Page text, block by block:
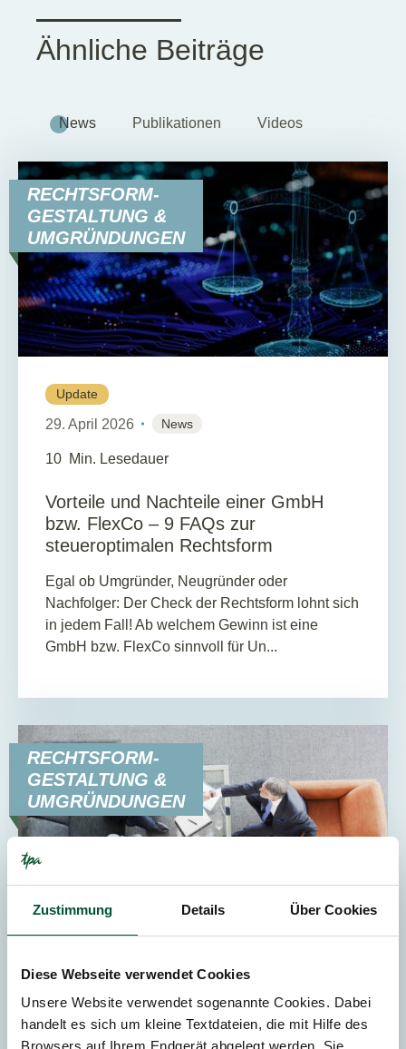
Zustimmung Details Über Cookies
Diese Webseite verwendet Cookies
Unsere Website verwendet sogenannte Cookies. Dabei
handelt es sich um kleine Textdateien, die mit Hilfe des
Browsers auf Ihrem Endgerät abgelegt werden. Sie
Ähnliche Beiträge
News Publikationen Videos
RECHTSFORM-
GESTALTUNG &
UMGRÜNDUNGEN
Update
29. April 2026 News
10 Min. Lesedauer
Vorteile und Nachteile einer GmbH
bzw. FlexCo – 9 FAQs zur
steueroptimalen Rechtsform
Egal ob Umgründer, Neugründer oder
Nachfolger: Der Check der Rechtsform lohnt sich
in jedem Fall! Ab welchem Gewinn ist eine
GmbH bzw. FlexCo sinnvoll für Un...
RECHTSFORM-
GESTALTUNG &
UMGRÜNDUNGEN
Unterstützungsleistungen beim Verkauf